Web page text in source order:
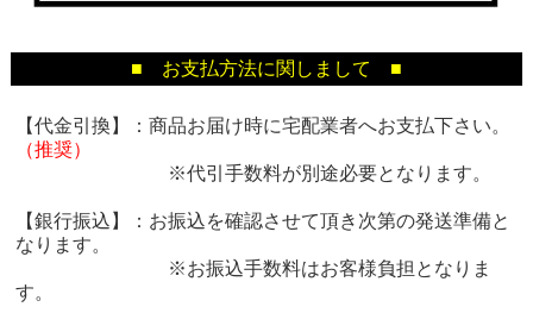
■ お支払方法に関しまして ■
【代金引換】：商品お届け時に宅配業者へお支払下さい。
（推奨）
※代引手数料が別途必要となります。
【銀行振込】：お振込を確認させて頂き次第の発送準備と
なります。
※お振込手数料はお客様負担となりま
す。